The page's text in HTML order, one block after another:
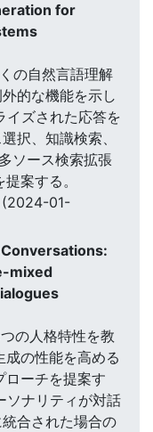
for
の自然言語理解
的な機能を示し
イズされた応答を
択、知識検索、
ソース検索拡張
案する。
(2024-01-
mixed
の人格特性を教
成の性能を高める
ローチを提案す
ソナリティが対話
合された場合の